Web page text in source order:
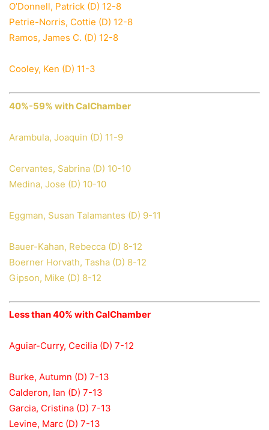
O’Donnell, Patrick (D) 12-8
Petrie-Norris, Cottie (D) 12-8
Ramos, James C. (D) 12-8
Cooley, Ken (D) 11-3
40%-59% with CalChamber
Arambula, Joaquin (D) 11-9
Cervantes, Sabrina (D) 10-10
Medina, Jose (D) 10-10
Eggman, Susan Talamantes (D) 9-11
Bauer-Kahan, Rebecca (D) 8-12
Boerner Horvath, Tasha (D) 8-12
Gipson, Mike (D) 8-12
Less than 40% with CalChamber
Aguiar-Curry, Cecilia (D) 7-12
Burke, Autumn (D) 7-13
Calderon, Ian (D) 7-13
Garcia, Cristina (D) 7-13
Levine, Marc (D) 7-13